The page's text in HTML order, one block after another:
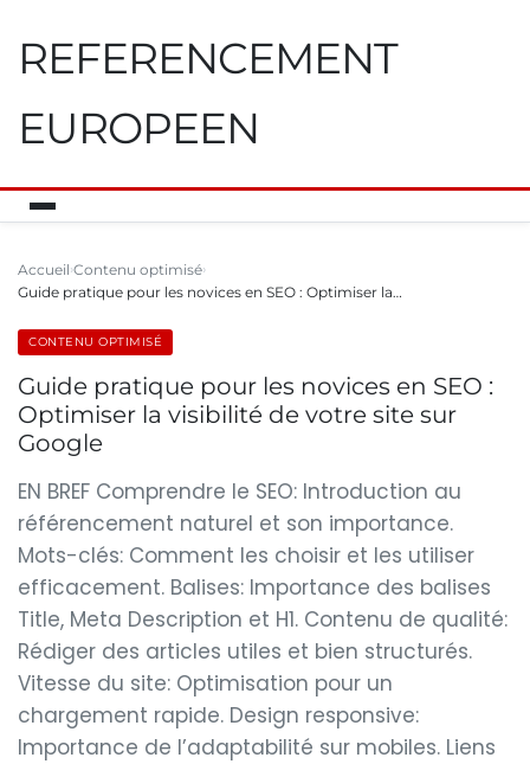
REFERENCEMENT
EUROPEEN
Accueil Contenu optimisé
Guide pratique pour les novices en SEO : Optimiser la…
CONTENU OPTIMISÉ
Guide pratique pour les novices en SEO :
Optimiser la visibilité de votre site sur
Google
EN BREF Comprendre le SEO: Introduction au
référencement naturel et son importance.
Mots-clés: Comment les choisir et les utiliser
efficacement. Balises: Importance des balises
Title, Meta Description et H1. Contenu de qualité:
Rédiger des articles utiles et bien structurés.
Vitesse du site: Optimisation pour un
chargement rapide. Design responsive:
Importance de l’adaptabilité sur mobiles. Liens